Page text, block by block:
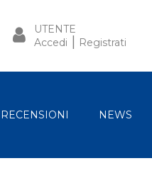
UTENTE
Accedi | Registrati
RECENSIONI NEWS